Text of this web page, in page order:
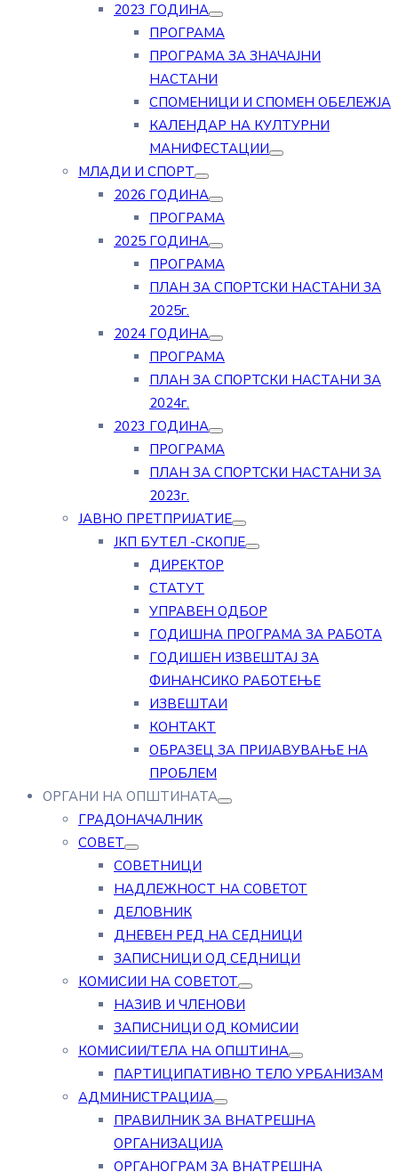
2023 ГОДИНА
ПРОГРАМА
ПРОГРАМА ЗА ЗНАЧАЈНИ
НАСТАНИ
СПОМЕНИЦИ И СПОМЕН ОБЕЛЕЖЈА
КАЛЕНДАР НА КУЛТУРНИ
МАНИФЕСТАЦИИ
МЛАДИ И СПОРТ
2026 ГОДИНА
ПРОГРАМА
2025 ГОДИНА
ПРОГРАМА
ПЛАН ЗА СПОРТСКИ НАСТАНИ ЗА
2025г.
2024 ГОДИНА
ПРОГРАМА
ПЛАН ЗА СПОРТСКИ НАСТАНИ ЗА
2024г.
2023 ГОДИНА
ПРОГРАМА
ПЛАН ЗА СПОРТСКИ НАСТАНИ ЗА
2023г.
ЈАВНО ПРЕТПРИЈАТИЕ
ЈКП БУТЕЛ -СКОПЈЕ
ДИРЕКТОР
СТАТУТ
УПРАВЕН ОДБОР
ГОДИШНА ПРОГРАМА ЗА РАБОТА
ГОДИШЕН ИЗВЕШТАЈ ЗА
ФИНАНСИКО РАБОТЕЊЕ
ИЗВЕШТАИ
КОНТАКТ
ОБРАЗЕЦ ЗА ПРИЈАВУВАЊЕ НА
ПРОБЛЕМ
ОРГАНИ НА ОПШТИНАТА
ГРАДОНАЧАЛНИК
СОВЕТ
СОВЕТНИЦИ
НАДЛЕЖНОСТ НА СОВЕТОТ
ДЕЛОВНИК
ДНЕВЕН РЕД НА СЕДНИЦИ
ЗАПИСНИЦИ ОД СЕДНИЦИ
КОМИСИИ НА СОВЕТОТ
НАЗИВ И ЧЛЕНОВИ
ЗАПИСНИЦИ ОД КОМИСИИ
КОМИСИИ/ТЕЛА НА ОПШТИНА
ПАРТИЦИПАТИВНО ТЕЛО УРБАНИЗАМ
АДМИНИСТРАЦИЈА
ПРАВИЛНИК ЗА ВНАТРЕШНА
ОРГАНИЗАЦИЈА
ОРГАНОГРАМ ЗА ВНАТРЕШНА